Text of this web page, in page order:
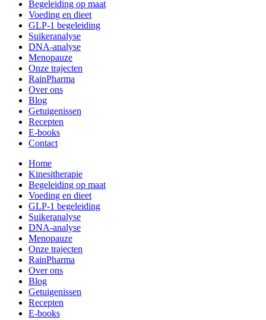
Begeleiding op maat
Voeding en dieet
GLP-1 begeleiding
Suikeranalyse
DNA-analyse
Menopauze
Onze trajecten
RainPharma
Over ons
Blog
Getuigenissen
Recepten
E-books
Contact
Home
Kinesitherapie
Begeleiding op maat
Voeding en dieet
GLP-1 begeleiding
Suikeranalyse
DNA-analyse
Menopauze
Onze trajecten
RainPharma
Over ons
Blog
Getuigenissen
Recepten
E-books